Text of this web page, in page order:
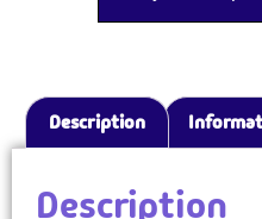
Description
Description